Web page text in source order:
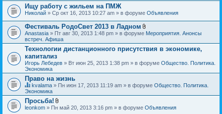
Ищу работу с жильем на ПМЖ
Николай » Ср окт 16, 2013 10:27 am » в форуме Объявления
Фестиваль РодоСвет 2013 в Ладном
В
о
ж
н
и
я
Anastasia » Пт авг 30, 2013 1:48 pm » в форуме Мероприятия. Анонсы
встреч. Афиша
Технологии дистанционного присутствия в экономике,
капитализ
Игорь Лебедев » Вт июн 25, 2013 1:38 pm » в форуме Общество. Политика.
Экономика
Право на жизнь
Д
а
н
н
kvalama » Пн июн 17, 2013 11:19 am » в форуме Общество. Политика.
Экономика
Просьба!
В
leonkom » Пн май 20, 2013 3:16 pm » в форуме Объявления